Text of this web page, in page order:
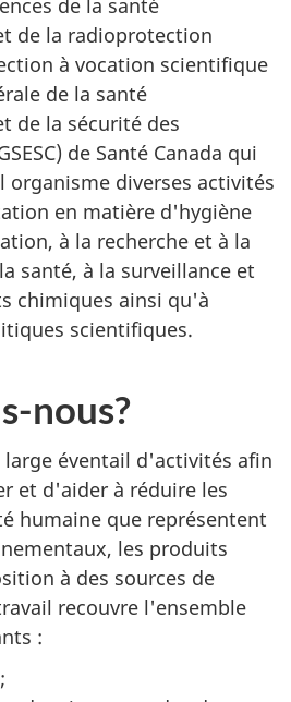
de la santé
de la radioprotection
à vocation scientifique
de la santé
de la sécurité des
de Santé Canada qui
organisme diverses activités
en matière d'hygiène
à la recherche et à la
santé, à la surveillance et
chimiques ainsi qu'à
scientifiques.
nous?
large éventail d'activités afin
et d'aider à réduire les
humaine que représentent
les produits
à des sources de
recouvre l'ensemble
: